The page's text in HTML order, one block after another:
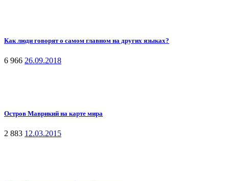
Как люди говорят о самом главном на других языках?
6 966 26.09.2018
Остров Маврикий на карте мира
2 883 12.03.2015